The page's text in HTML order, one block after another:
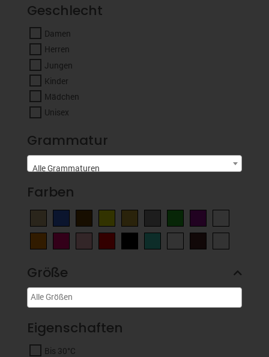
Geschlecht
Damen
Herren
Jungen
Kinder
Mädchen
Unisex
Grammatur
Alle Grammaturen
Farben
Größe
Eigenschaften
Bis 30°C